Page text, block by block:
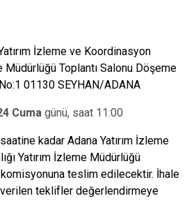
İzleme ve Koordinasyon
Müdürlüğü Toplantı Salonu Döşeme
01130 SEYHAN/ADANA
Cuma günü, saat 11:00
kadar Adana Yatırım İzleme
Yatırım İzleme Müdürlüğü
teslim edilecektir. İhale
teklifler değerlendirmeye